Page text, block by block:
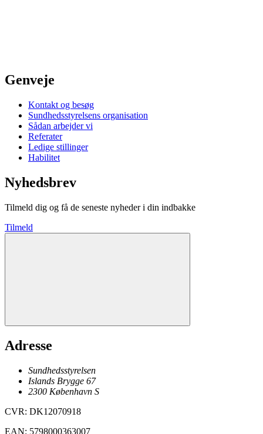
Genveje
Kontakt og besøg
Sundhedsstyrelsens organisation
Sådan arbejder vi
Referater
Ledige stillinger
Habilitet
Nyhedsbrev
Tilmeld dig og få de seneste nyheder i din indbakke
Tilmeld
Adresse
Sundhedsstyrelsen
Islands Brygge 67
2300 København S
CVR: DK12070918
EAN: 5798000363007